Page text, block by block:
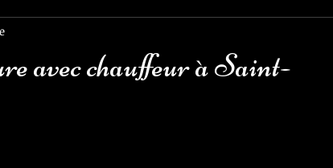
chauffeur
avec chauffeur à Saint-